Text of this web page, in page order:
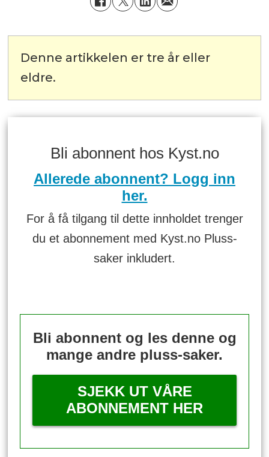
Denne artikkelen er tre år eller
eldre.
Bli abonnent hos Kyst.no
Allerede abonnent? Logg inn
her.
For å få tilgang til dette innholdet trenger
du et abonnement med Kyst.no Pluss-
saker inkludert.
Bli abonnent og les denne og
mange andre pluss-saker.
SJEKK UT VÅRE
ABONNEMENT HER